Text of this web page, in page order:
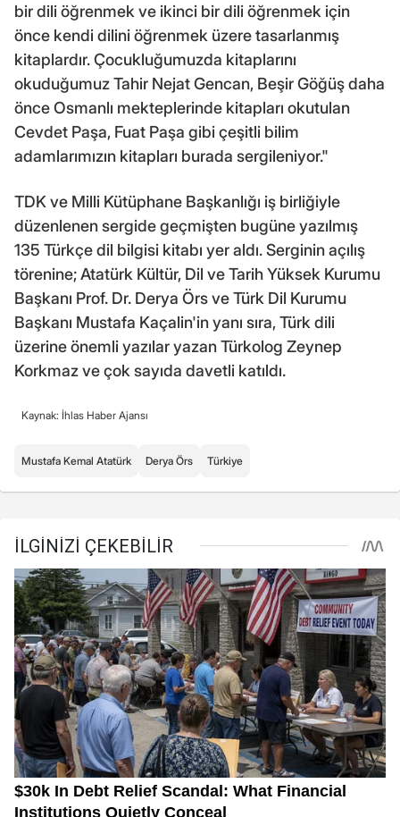
bir dili öğrenmek ve ikinci bir dili öğrenmek için
önce kendi dilini öğrenmek üzere tasarlanmış
kitaplardır. Çocukluğumuzda kitaplarını
okuduğumuz Tahir Nejat Gencan, Beşir Göğüş daha
önce Osmanlı mekteplerinde kitapları okutulan
Cevdet Paşa, Fuat Paşa gibi çeşitli bilim
adamlarımızın kitapları burada sergileniyor."
TDK ve Milli Kütüphane Başkanlığı iş birliğiyle
düzenlenen sergide geçmişten bugüne yazılmış
135 Türkçe dil bilgisi kitabı yer aldı. Serginin açılış
törenine; Atatürk Kültür, Dil ve Tarih Yüksek Kurumu
Başkanı Prof. Dr. Derya Örs ve Türk Dil Kurumu
Başkanı Mustafa Kaçalin'in yanı sıra, Türk dili
üzerine önemli yazılar yazan Türkolog Zeynep
Korkmaz ve çok sayıda davetli katıldı.
Kaynak: İhlas Haber Ajansı
Mustafa Kemal Atatürk Derya Örs Türkiye